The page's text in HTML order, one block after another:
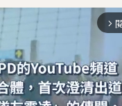
arrow_forward_ios